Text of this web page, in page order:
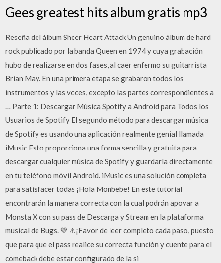
Gees greatest hits album gratis mp3
Reseña del álbum Sheer Heart Attack Un genuino álbum de hard
rock publicado por la banda Queen en 1974 y cuya grabación
hubo de realizarse en dos fases, al caer enfermo su guitarrista
Brian May. En una primera etapa se grabaron todos los
instrumentos y las voces, excepto las partes correspondientes a
… Parte 1: Descargar Música Spotify a Android para Todos los
Usuarios de Spotify El segundo método para descargar música
de Spotify es usando una aplicación realmente genial llamada
iMusic.Esto proporciona una forma sencilla y gratuita para
descargar cualquier música de Spotify y guardarla directamente
en tu teléfono móvil Android. iMusic es una solución completa
para satisfacer todas ¡Hola Monbebe! En este tutorial
encontrarán la manera correcta con la cual podrán apoyar a
Monsta X con su pass de Descarga y Stream en la plataforma
musical de Bugs. 💚 ⚠️¡Favor de leer completo cada paso, puesto
que para que el pass realice su correcta función y cuente para el
comeback debe estar configurado de la si